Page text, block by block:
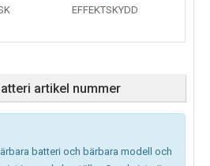
EFFEKTSKYDD
artikel nummer
batteri och bärbara modell och